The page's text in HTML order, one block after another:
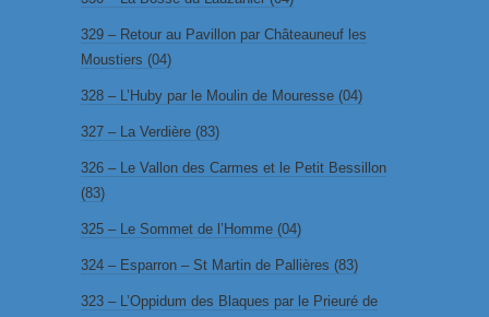
329 – Retour au Pavillon par Châteauneuf les
Moustiers (04)
328 – L’Huby par le Moulin de Mouresse (04)
327 – La Verdière (83)
326 – Le Vallon des Carmes et le Petit Bessillon
(83)
325 – Le Sommet de l’Homme (04)
324 – Esparron – St Martin de Pallières (83)
323 – L’Oppidum des Blaques par le Prieuré de